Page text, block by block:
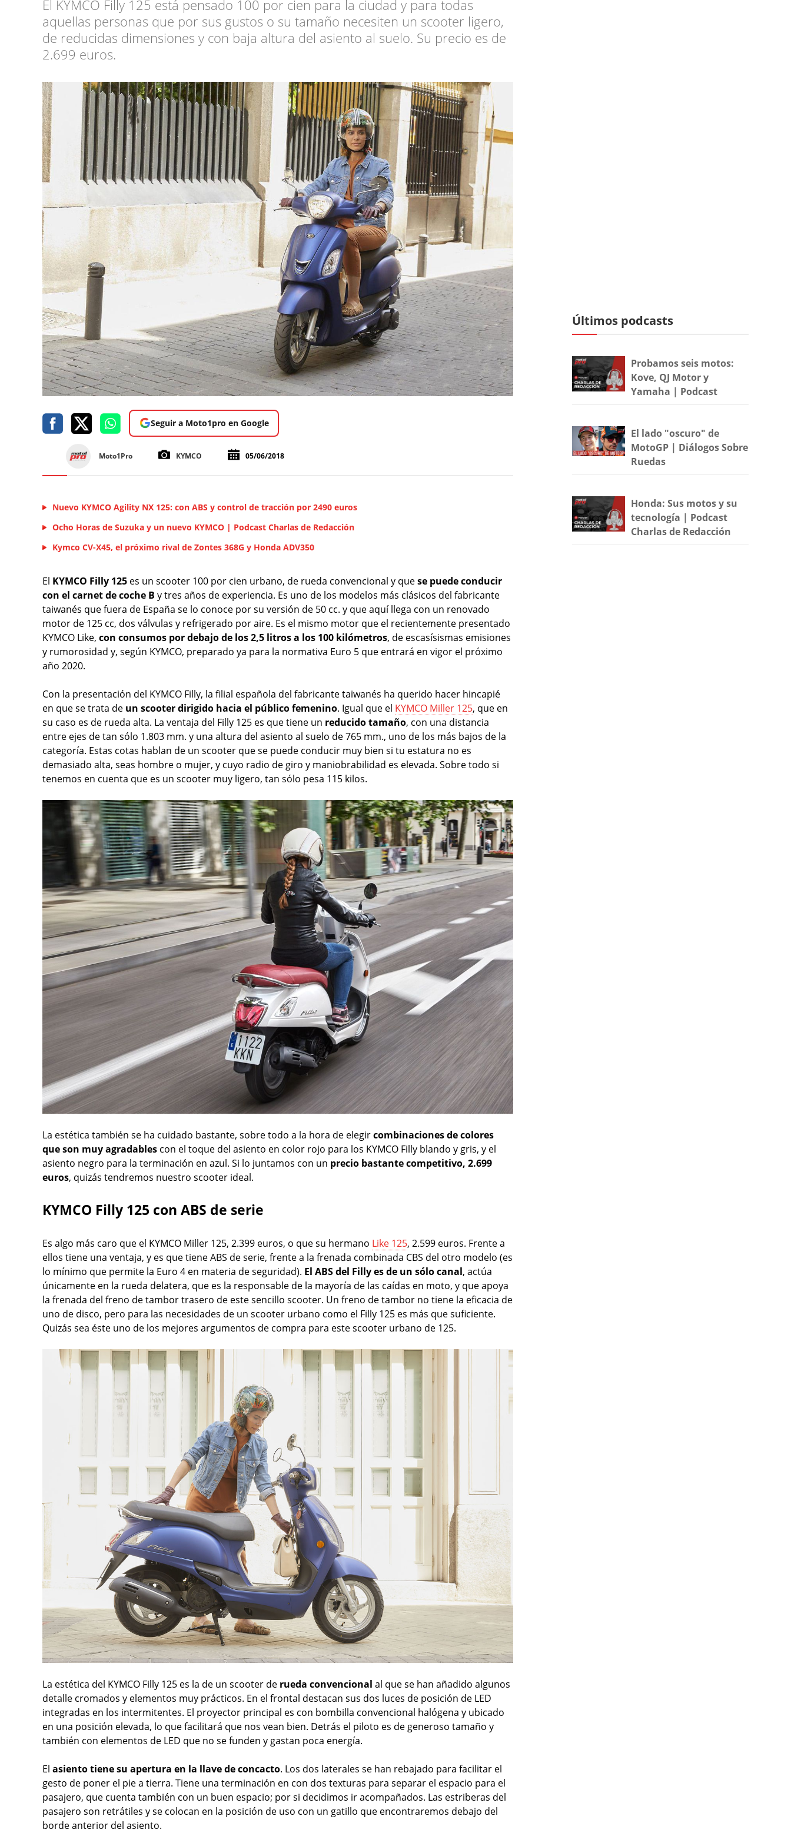
El KYMCO Filly 125 está pensado 100 por cien para la ciudad y para todas
aquellas personas que por sus gustos o su tamaño necesiten un scooter ligero,
de reducidas dimensiones y con baja altura del asiento al suelo. Su precio es de
2.699 euros.
Seguir a Moto1pro en Google
Moto1Pro KYMCO 05/06/2018
Nuevo KYMCO Agility NX 125: con ABS y control de tracción por 2490 euros
Ocho Horas de Suzuka y un nuevo KYMCO | Podcast Charlas de Redacción
Kymco CV-X45, el próximo rival de Zontes 368G y Honda ADV350
El KYMCO Filly 125 es un scooter 100 por cien urbano, de rueda convencional y quese puede conducir
con el carnet de coche B y tres años de experiencia. Es uno de los modelos más clásicos del fabricante
taiwanés que fuera de España se lo conoce por su versión de 50 cc. y que aquí llega con un renovado
motor de 125 cc, dos válvulas y refrigerado por aire. Es el mismo motor que el recientemente presentado
KYMCO Like, con consumos por debajo de los 2,5 litros a los 100 kilómetros, de escasísismas emisiones
y rumorosidad y, según KYMCO, preparado ya para la normativa Euro 5 que entrará en vigor el próximo
año 2020.
Con la presentación del KYMCO Filly, la filial española del fabricante taiwanés ha querido hacer hincapié
en que se trata de un scooter dirigido hacia el público femenino. Igual que el KYMCO Miller 125, que en
su caso es de rueda alta. La ventaja del Filly 125 es que tiene un reducido tamaño, con una distancia
entre ejes de tan sólo 1.803 mm. y una altura del asiento al suelo de 765 mm., uno de los más bajos de la
categoría. Estas cotas hablan de un scooter que se puede conducir muy bien si tu estatura no es
demasiado alta, seas hombre o mujer, y cuyo radio de giro y maniobrabilidad es elevada. Sobre todo si
tenemos en cuenta que es un scooter muy ligero, tan sólo pesa 115 kilos.
La estética también se ha cuidado bastante, sobre todo a la hora de elegircombinaciones de colores
que son muy agradables con el toque del asiento en color rojo para los KYMCO Filly blando y gris, y el
asiento negro para la terminación en azul. Si lo juntamos con un precio bastante competitivo, 2.699
euros, quizás tendremos nuestro scooter ideal.
KYMCO Filly 125 con ABS de serie
Es algo más caro que el KYMCO Miller 125, 2.399 euros, o que su hermano Like 125, 2.599 euros. Frente a
ellos tiene una ventaja, y es que tiene ABS de serie, frente a la frenada combinada CBS del otro modelo (es
lo mínimo que permite la Euro 4 en materia de seguridad). El ABS del Filly es de un sólo canal, actúa
únicamente en la rueda delatera, que es la responsable de la mayoría de las caídas en moto, y que apoya
la frenada del freno de tambor trasero de este sencillo scooter. Un freno de tambor no tiene la eficacia de
uno de disco, pero para las necesidades de un scooter urbano como el Filly 125 es más que suficiente.
Quizás sea éste uno de los mejores argumentos de compra para este scooter urbano de 125.
La estética del KYMCO Filly 125 es la de un scooter de rueda convencional al que se han añadido algunos
detalle cromados y elementos muy prácticos. En el frontal destacan sus dos luces de posición de LED
integradas en los intermitentes. El proyector principal es con bombilla convencional halógena y ubicado
en una posición elevada, lo que facilitará que nos vean bien. Detrás el piloto es de generoso tamaño y
también con elementos de LED que no se funden y gastan poca energía.
El asiento tiene su apertura en la llave de concacto. Los dos laterales se han rebajado para facilitar el
gesto de poner el pie a tierra. Tiene una terminación en con dos texturas para separar el espacio para el
pasajero, que cuenta también con un buen espacio; por si decidimos ir acompañados. Las estriberas del
pasajero son retrátiles y se colocan en la posición de uso con un gatillo que encontraremos debajo del
borde anterior del asiento.
Últimos podcasts
Probamos seis motos:
Kove, QJ Motor y
Yamaha | Podcast
El lado "oscuro" de
MotoGP | Diálogos Sobre
Ruedas
Honda: Sus motos y su
tecnología | Podcast
Charlas de Redacción